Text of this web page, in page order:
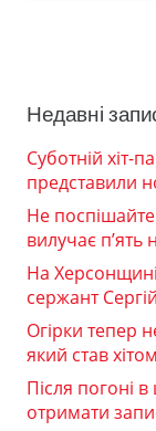
Недавні
Суботній хіт-
представили
Не
вилучає
На
сержант
Огірки тепер
який став
Після погоні
отримати